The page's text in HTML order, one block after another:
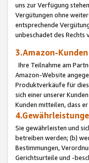
uns zur Verfügung
Vergütungen ohne
entsprechende
unbeschadet des
3.Amazon-Kunden
Ihre Teilnahme am
Amazon-Website
Produktverkäufe für
sich einer unserer
Kunden mitteilen, dass
Sie gewährleisten und
betreiben werden; (b)
Bestimmungen,
Gerichtsurteile und -